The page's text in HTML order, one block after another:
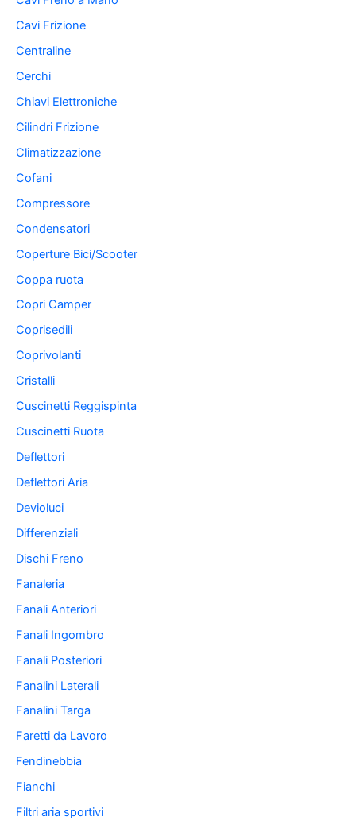
Cavi Frizione
Centraline
Cerchi
Chiavi Elettroniche
Cilindri Frizione
Climatizzazione
Cofani
Compressore
Condensatori
Coperture Bici/Scooter
Coppa ruota
Copri Camper
Coprisedili
Coprivolanti
Cristalli
Cuscinetti Reggispinta
Cuscinetti Ruota
Deflettori
Deflettori Aria
Devioluci
Differenziali
Dischi Freno
Fanaleria
Fanali Anteriori
Fanali Ingombro
Fanali Posteriori
Fanalini Laterali
Fanalini Targa
Faretti da Lavoro
Fendinebbia
Fianchi
Filtri aria sportivi